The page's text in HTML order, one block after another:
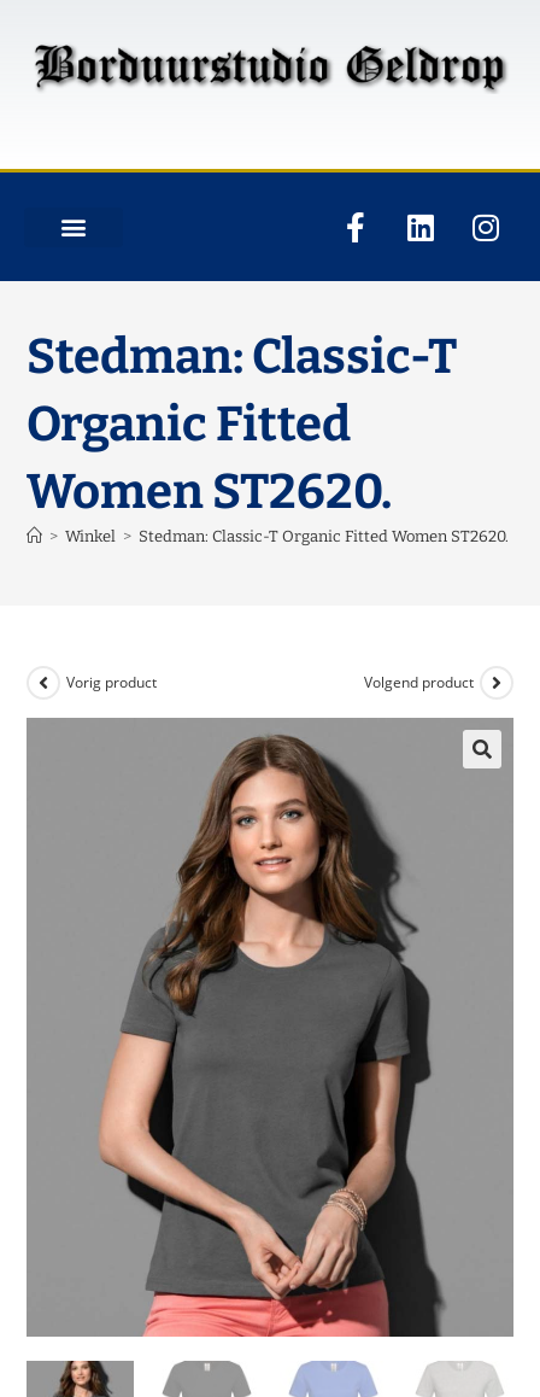
Stedman: Classic-T
Organic Fitted
Women ST2620.
> Winkel > Stedman: Classic-T Organic Fitted Women ST2620.
Vorig product Volgend product